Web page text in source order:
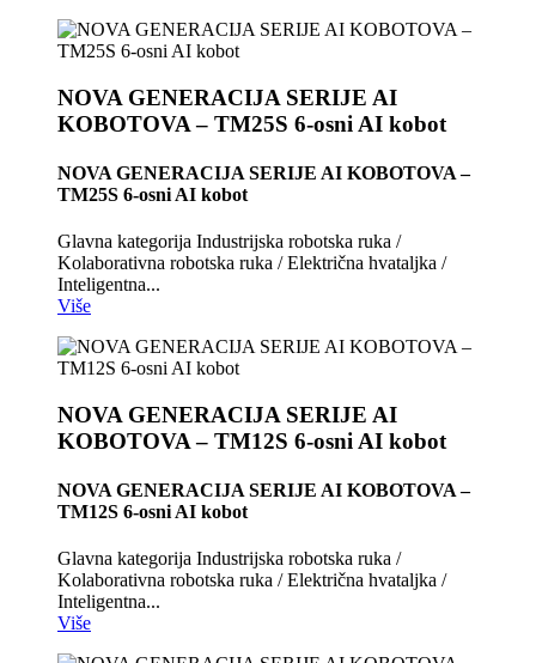
NOVA GENERACIJA SERIJE AI
KOBOTOVA – TM25S 6-osni AI kobot
NOVA GENERACIJA SERIJE AI KOBOTOVA –
TM25S 6-osni AI kobot
Glavna kategorija Industrijska robotska ruka /
Kolaborativna robotska ruka / Električna hvataljka /
Inteligentna...
Više
NOVA GENERACIJA SERIJE AI
KOBOTOVA – TM12S 6-osni AI kobot
NOVA GENERACIJA SERIJE AI KOBOTOVA –
TM12S 6-osni AI kobot
Glavna kategorija Industrijska robotska ruka /
Kolaborativna robotska ruka / Električna hvataljka /
Inteligentna...
Više